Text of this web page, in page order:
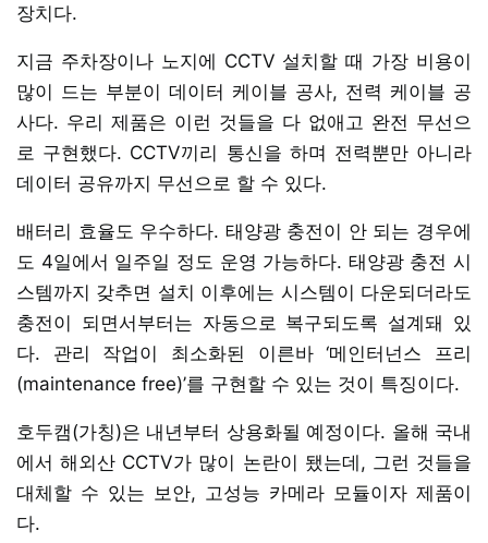
장치다.
지금 주차장이나 노지에 CCTV 설치할 때 가장 비용이
많이 드는 부분이 데이터 케이블 공사, 전력 케이블 공
사다. 우리 제품은 이런 것들을 다 없애고 완전 무선으
로 구현했다. CCTV끼리 통신을 하며 전력뿐만 아니라
데이터 공유까지 무선으로 할 수 있다.
배터리 효율도 우수하다. 태양광 충전이 안 되는 경우에
도 4일에서 일주일 정도 운영 가능하다. 태양광 충전 시
스템까지 갖추면 설치 이후에는 시스템이 다운되더라도
충전이 되면서부터는 자동으로 복구되도록 설계돼 있
다. 관리 작업이 최소화된 이른바 ‘메인터넌스 프리
(maintenance free)’를 구현할 수 있는 것이 특징이다.
호두캠(가칭)은 내년부터 상용화될 예정이다. 올해 국내
에서 해외산 CCTV가 많이 논란이 됐는데, 그런 것들을
대체할 수 있는 보안, 고성능 카메라 모듈이자 제품이
다.